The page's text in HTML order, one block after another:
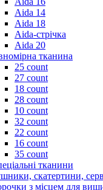
Aida 14
Aida 18
Aida-стрічка
Aida 20
тканина
25 count
27 count
18 count
28 count
10 count
32 count
22 count
16 count
35 count
тканини
скатертини,
з місцем для